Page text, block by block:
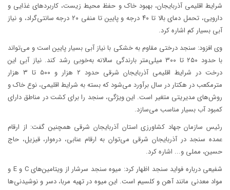
شرایط اقلیمی آذربایجان، بهبود خاک و حفظ محیط زیست، کاربردهای غذایی و
دارویی، تحمل دمای بالا تا ۴۰ درجه و پایین تا منفی ۲۰ درجه سانتی‌گراد، و نیاز
آبی بسیار کم اشاره کرد.
وی افزود: سنجد درختی مقاوم به خشکی با نیاز آبی بسیار پایین است و می‌تواند
با حدود ۲۵۰ تا ۳۰۰ میلی‌متر بارندگی سالانه به‌خوبی رشد کند. نیاز آبی این
درخت در شرایط اقلیمی آذربایجان شرقی حدود ۲ هزار و ۵۰۰ تا ۳ هزار
مترمکعب در هکتار در سال برآورد می‌شود که بسته به شرایط اقلیمی، نوع خاک و
روش‌های مدیریتی متغیر است. این ویژگی، سنجد را برای کشت در مناطق دارای
کمبود آب بسیار مناسب می‌سازد.
رئیس سازمان جهاد کشاورزی استان آذربایجان شرقی همچنین گفت: از ارقام
عمده سنجد در آذربایجان شرقی می‌توان به ارقام عنابی، دره‌وار، قیزیل، حاج
حسین، مملی و... اشاره کرد.
شفیعی درباره فواید سنجد اظهار کرد: میوه سنجد سرشار از ویتامین‌های C و E و
مواد معدنی مانند آهن و کلسیم است. این میوه در تهیه مربا، دسر و نوشیدنی‌ها